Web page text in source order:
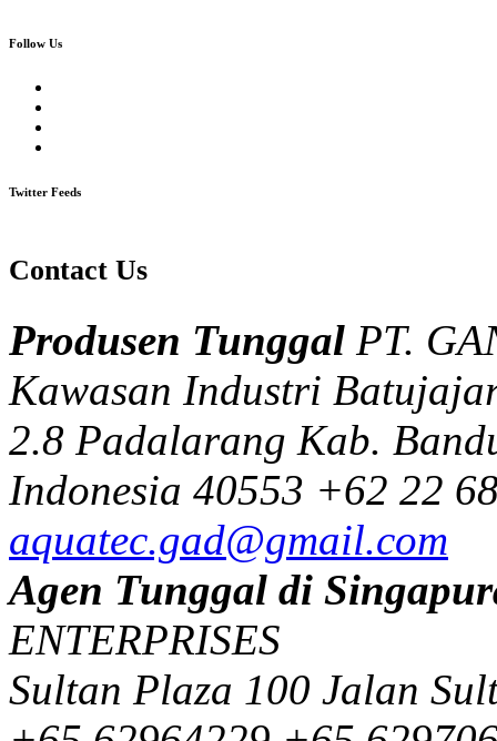
Follow Us
Twitter Feeds
Contact Us
Produsen Tunggal PT.
Kawasan Industri
2.8 Padalarang Kab.
Indonesia 40553 +62 22
aquatec.gad@gmail.com
Agen Tunggal di
ENTERPRISES
Sultan Plaza 100 Jalan